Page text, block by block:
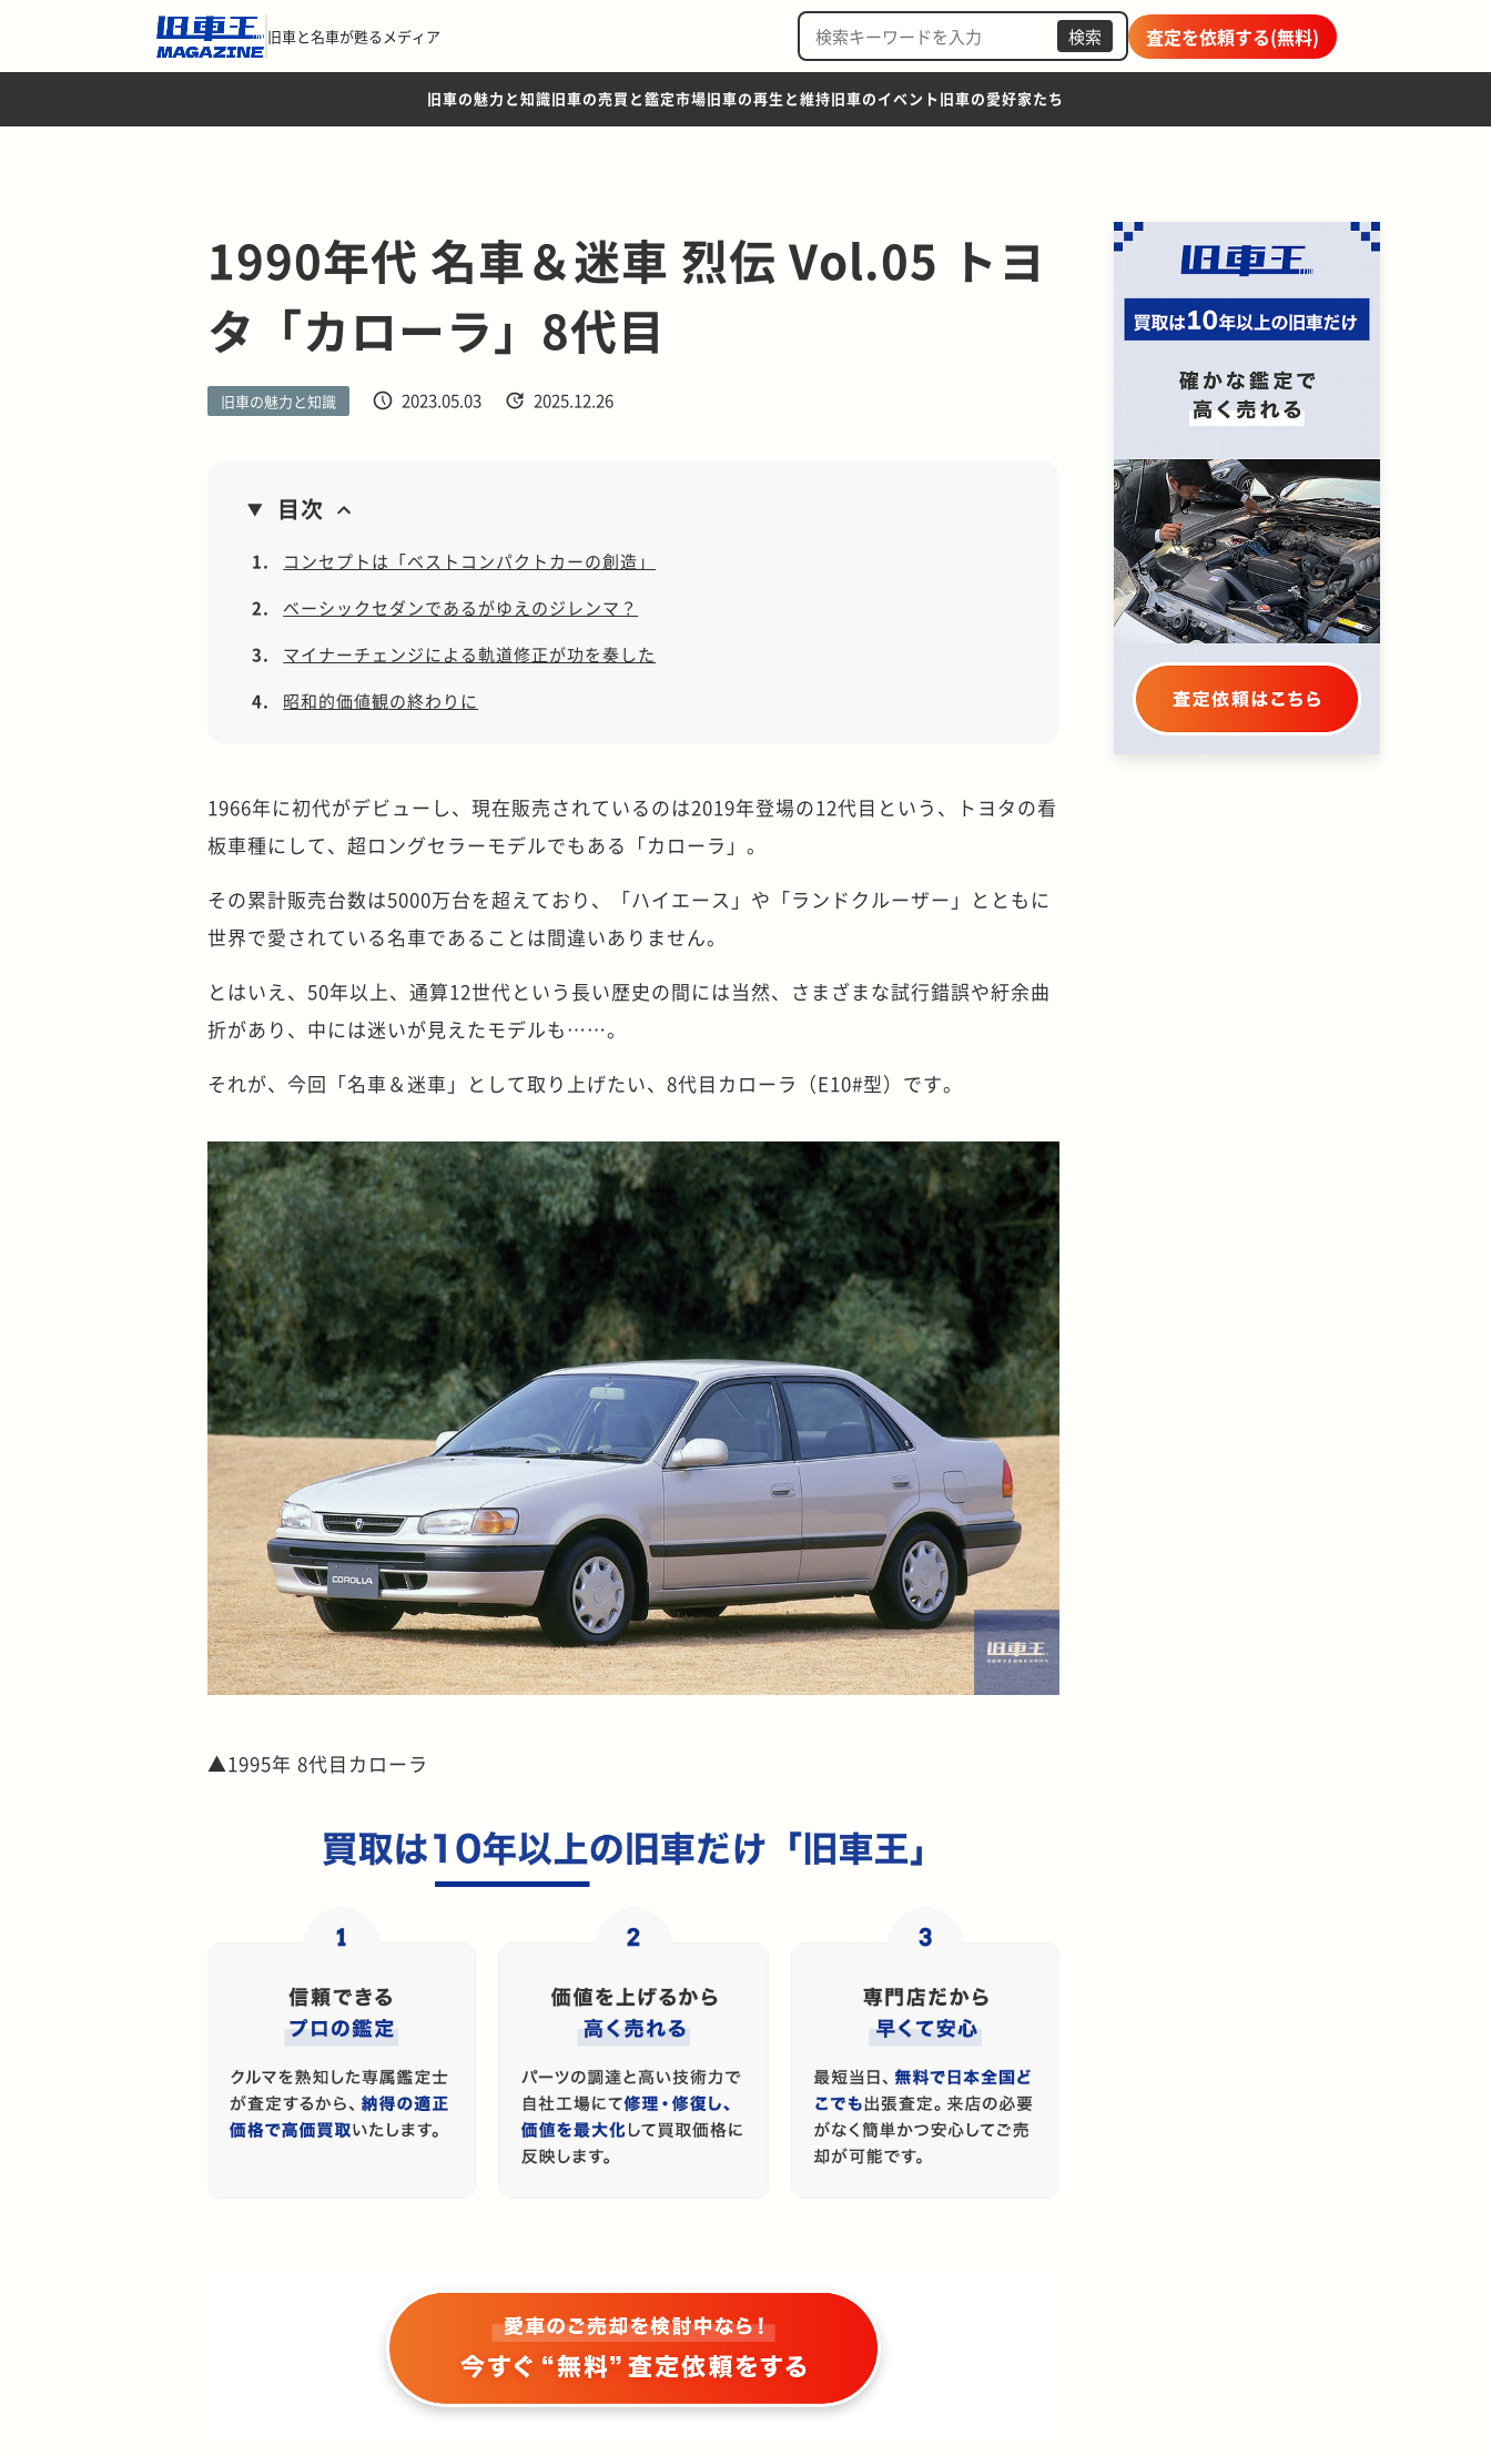
旧車と名車が甦るメディア 検索 査定を依頼する(無料)
旧車の魅力と知識旧車の売買と鑑定市場旧車の再生と維持旧車のイベント 旧車の愛好家たち
1990年代 名車＆迷車 烈伝 Vol.05 トヨ
タ「カローラ」8代目
旧車の魅力と知識 2023.05.03 2025.12.26
目次
1.
コンセプトは「ベストコンパクトカーの創造」
2.
ベーシックセダンであるがゆえのジレンマ？
3.
マイナーチェンジによる軌道修正が功を奏した
4.
昭和的価値観の終わりに
1966年に初代がデビューし、現在販売されているのは2019年登場の12代目という、トヨタの看
板車種にして、超ロングセラーモデルでもある「カローラ」。
その累計販売台数は5000万台を超えており、「ハイエース」や「ランドクルーザー」とともに
世界で愛されている名車であることは間違いありません。
とはいえ、50年以上、通算12世代という長い歴史の間には当然、さまざまな試行錯誤や紆余曲
折があり、中には迷いが見えたモデルも……。
それが、今回「名車＆迷車」として取り上げたい、8代目カローラ（E10#型）です。
▲1995年 8代目カローラ